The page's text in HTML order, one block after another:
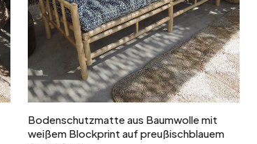
In den Warenkorb
Bodenschutzmatte aus Baumwolle mit
weißem Blockprint auf preußischblauem